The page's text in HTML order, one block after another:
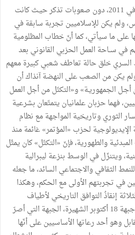
حدث مثل هذا مــع النهضة في 2011، دون صعوبات تذكر حيـث كانت
ولم يكن للإسلاميين تجربة سابقة في
على ما سيأتي، كما أنّ خطاب المظلومية
في ســاحة العمل الحزبي القانوني بعد
السري خلق حالة تعاطف شعبي كبيرة معهم
يكن من الصعب على النهضة آنذاك أن
الجمهوريـة» و«التكتّل من أجل العمل
فهما حزبان علمانيان يتمتّعان بشرعية
الثوري وتاريخية المواجهة مع نظام
الإيديولوجية لحزب «المؤتمر» غائمة منذ
والطهورية، فإنّ «التكتّل» كان يمثّل
ويتنزّل في الوسط بنزعة ليبرالية
الثقافي والاجتماعي السائد، ما جعله
في تجربتهم الأولى مع الحكم، وهكذا
إنقاذُ التوافق التاريخي لأطياف
المعارضة الراديكالية تحت جبهة 18 أكتوبر الشهيرة، الجبهة التي أصرّ
وهو أحد رعاتها الأساسيين على أنّها